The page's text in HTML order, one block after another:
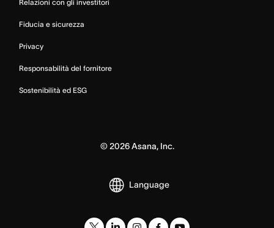
Relazioni con gli investitori
Fiducia e sicurezza
Privacy
Responsabilità del fornitore
Sostenibilità ed ESG
© 2026Asana, Inc.
Language